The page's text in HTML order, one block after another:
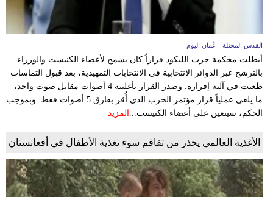
القدس المحتلة - عُمان اليوم
أبطلت محكمة حزب الليكود قراراً كان يسمح لأعضاء الكنيست والوزراء
بالترشح عبر الدوائر الانتخابية في الانتخابات التمهيدية، بعد قبول التماسات
طعنت في آلية إقراره. وصدر القرار بأغلبية 4 أصوات مقابل صوت واحد،
ما يلغي عملياً قرار مؤتمر الحزب الذي أُقر بفارق 5 أصوات فقط. وبموجب
الحكم، سيتعين على أعضاء الكنيست...
المزيد
الأغذية العالمي يحذر من تفاقم سوء تغذية الأطفال في أفغانستان